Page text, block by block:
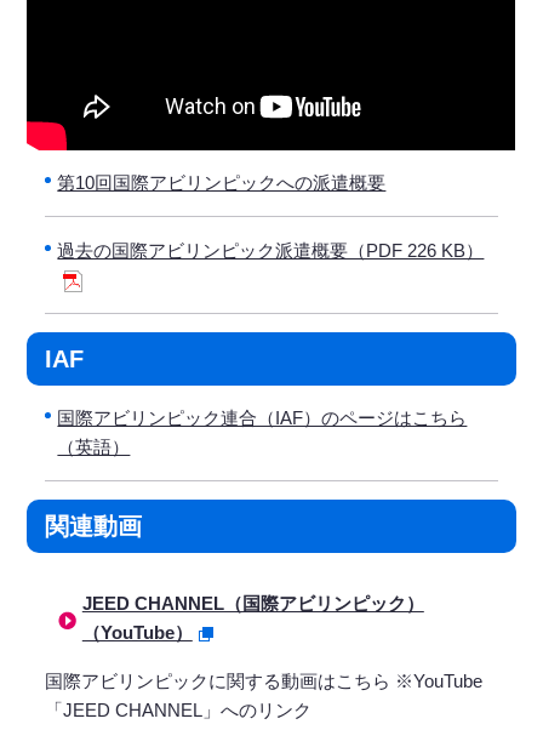
第10回国際アビリンピックへの派遣概要
過去の国際アビリンピック派遣概要（PDF 226 KB）
IAF
国際アビリンピック連合（IAF）のページはこちら
（英語）
関連動画
JEED CHANNEL（国際アビリンピック）
（YouTube）
国際アビリンピックに関する動画はこちら ※YouTube
「JEED CHANNEL」へのリンク